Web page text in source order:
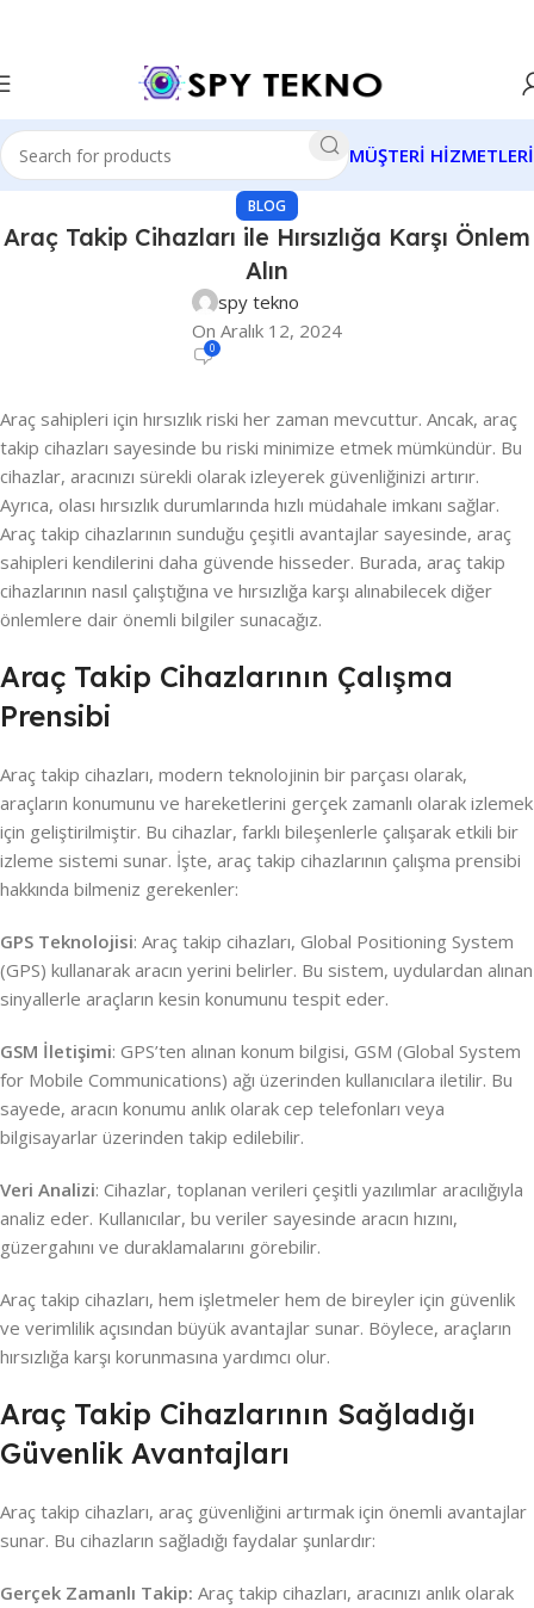
MÜŞTERİ HİZMETLERİ
BLOG
Araç Takip Cihazları ile Hırsızlığa Karşı Önlem
Alın
spy tekno
On Aralık 12, 2024
0
Araç sahipleri için hırsızlık riski her zaman mevcuttur. Ancak, araç
takip cihazları sayesinde bu riski minimize etmek mümkündür. Bu
cihazlar, aracınızı sürekli olarak izleyerek güvenliğinizi artırır.
Ayrıca, olası hırsızlık durumlarında hızlı müdahale imkanı sağlar.
Araç takip cihazlarının sunduğu çeşitli avantajlar sayesinde, araç
sahipleri kendilerini daha güvende hisseder. Burada, araç takip
cihazlarının nasıl çalıştığına ve hırsızlığa karşı alınabilecek diğer
önlemlere dair önemli bilgiler sunacağız.
Araç Takip Cihazlarının Çalışma
Prensibi
Araç takip cihazları, modern teknolojinin bir parçası olarak,
araçların konumunu ve hareketlerini gerçek zamanlı olarak izlemek
için geliştirilmiştir. Bu cihazlar, farklı bileşenlerle çalışarak etkili bir
izleme sistemi sunar. İşte, araç takip cihazlarının çalışma prensibi
hakkında bilmeniz gerekenler:
GPS Teknolojisi: Araç takip cihazları, Global Positioning System
(GPS) kullanarak aracın yerini belirler. Bu sistem, uydulardan alınan
sinyallerle araçların kesin konumunu tespit eder.
GSM İletişimi: GPS’ten alınan konum bilgisi, GSM (Global System
for Mobile Communications) ağı üzerinden kullanıcılara iletilir. Bu
sayede, aracın konumu anlık olarak cep telefonları veya
bilgisayarlar üzerinden takip edilebilir.
Veri Analizi: Cihazlar, toplanan verileri çeşitli yazılımlar aracılığıyla
analiz eder. Kullanıcılar, bu veriler sayesinde aracın hızını,
güzergahını ve duraklamalarını görebilir.
Araç takip cihazları, hem işletmeler hem de bireyler için güvenlik
ve verimlilik açısından büyük avantajlar sunar. Böylece, araçların
hırsızlığa karşı korunmasına yardımcı olur.
Araç Takip Cihazlarının Sağladığı
Güvenlik Avantajları
Araç takip cihazları, araç güvenliğini artırmak için önemli avantajlar
sunar. Bu cihazların sağladığı faydalar şunlardır:
Gerçek Zamanlı Takip: Araç takip cihazları, aracınızı anlık olarak